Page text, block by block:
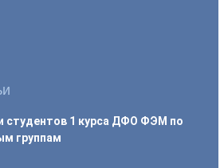
студентов 1 курса ДФО ФЭМ по
группам